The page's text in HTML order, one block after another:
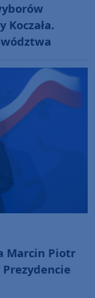
Koczała.
Marcin Piotr